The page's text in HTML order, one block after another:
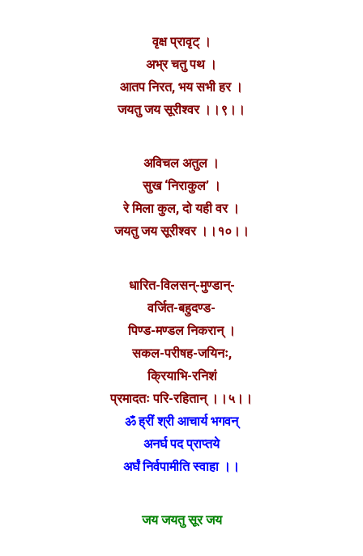
वृक्ष प्रावृट् ।
अभ्र चतु पथ ।
आतप निरत, भय सभी हर ।
जयतु जय सूरीश्वर ।।९।।
अविचल अतुल ।
सुख ‘निराकुल’ ।
रे मिला कुल, दो यही वर ।
जयतु जय सूरीश्वर ।।१०।।
धारित-विलसन्-मुण्डान्-
वर्जित-बहुदण्ड-
पिण्ड-मण्डल निकरान् ।
सकल-परीषह-जयिनः,
क्रियाभि-रनिशं
प्रमादतः परि-रहितान् ।।५।।
ॐ ह्रीं श्री आचार्य भगवन्
अनर्घ पद प्राप्तये
अर्घं निर्वपामीति स्वाहा ।।
जय जयतु सूर जय